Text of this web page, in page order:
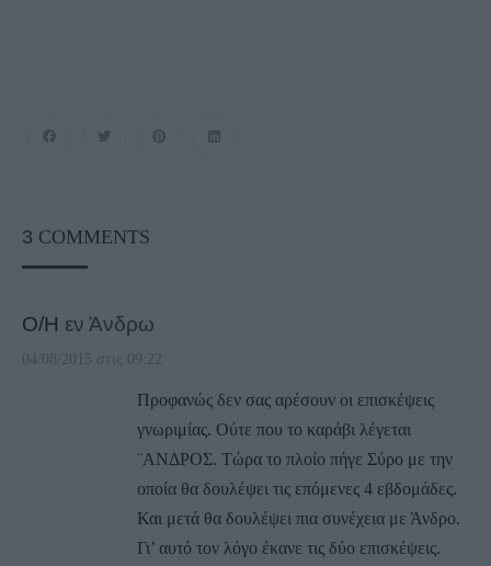
3 COMMENTS
Ο/Η εν Άνδρω
04/08/2015 στις 09:22
Προφανώς δεν σας αρέσουν οι επισκέψεις
γνωριμίας. Ούτε που το καράβι λέγεται
¨ΑΝΔΡΟΣ. Τώρα το πλοίο πήγε Σύρο με την
οποία θα δουλέψει τις επόμενες 4 εβδομάδες.
Και μετά θα δουλέψει πια συνέχεια με Άνδρο.
Γι’ αυτό τον λόγο έκανε τις δύο επισκέψεις.